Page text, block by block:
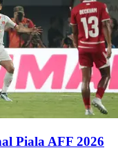
Piala AFF 2026